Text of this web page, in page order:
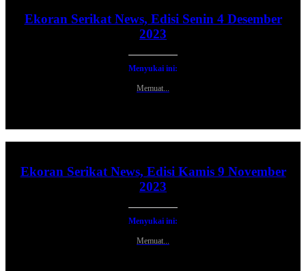
Ekoran Serikat News, Edisi Senin 4 Desember
2023
Menyukai ini:
Memuat...
Ekoran Serikat News, Edisi Kamis 9 November
2023
Menyukai ini:
Memuat...